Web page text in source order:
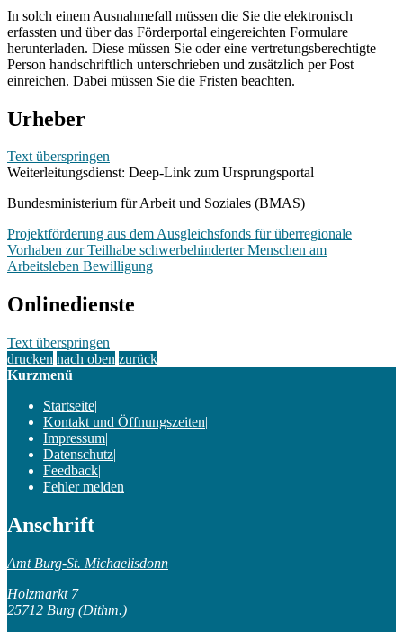
In solch einem Ausnahmefall müssen die Sie die elektronisch
erfassten und über das Förderportal eingereichten Formulare
herunterladen. Diese müssen Sie oder eine vertretungsberechtigte
Person handschriftlich unterschrieben und zusätzlich per Post
einreichen. Dabei müssen Sie die Fristen beachten.
Urheber
Text überspringen
Weiterleitungsdienst: Deep-Link zum Ursprungsportal
Bundesministerium für Arbeit und Soziales (BMAS)
Projektförderung aus dem Ausgleichsfonds für überregionale
Vorhaben zur Teilhabe schwerbehinderter Menschen am
Arbeitsleben Bewilligung
Onlinedienste
Text überspringen
drucken nach oben zurück
Kurzmenü
Startseite|
Kontakt und Öffnungszeiten|
Impressum|
Datenschutz|
Feedback|
Fehler melden
Anschrift
Amt Burg-St. Michaelisdonn
Holzmarkt 7
25712 Burg (Dithm.)